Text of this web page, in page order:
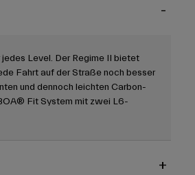
Level. Der Regime II bietet
Fahrt auf der Straße noch besser
und dennoch leichten Carbon-
Fit System mit zwei L6-